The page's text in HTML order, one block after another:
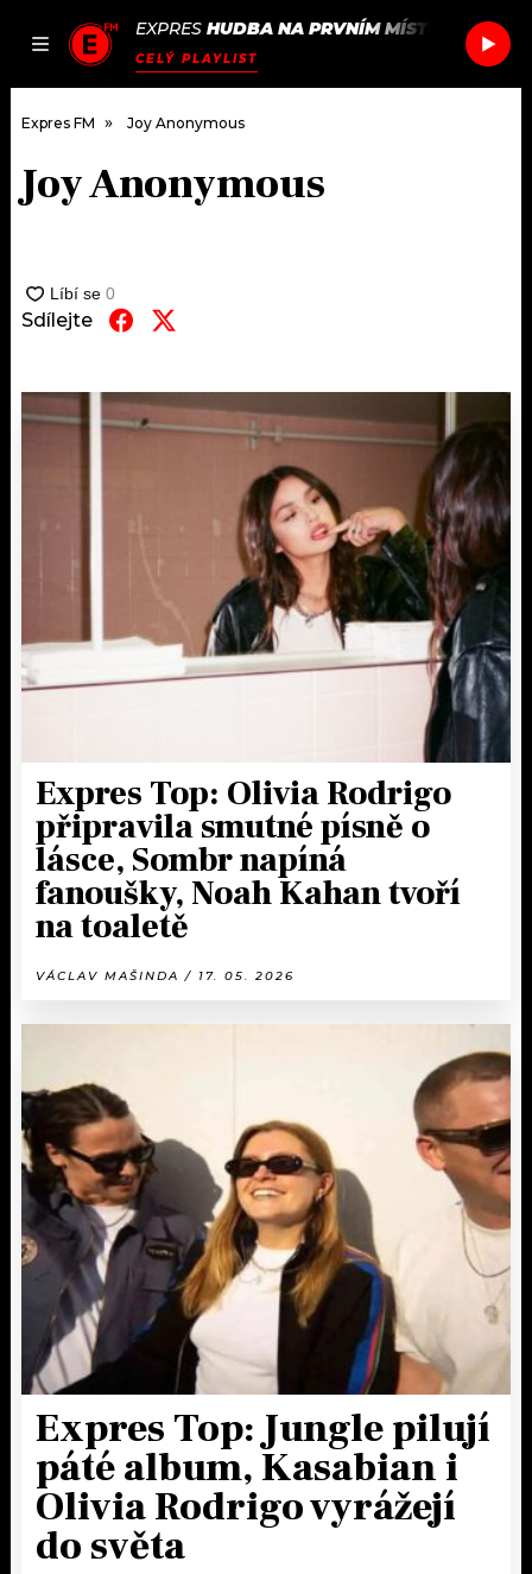
JAK
SEZNAM.CZ
EXPRES HUDBA NA PRVNÍM MÍSTĚ
CELÝ PLAYLIST
DOMŮ
AKTUÁLNĚ
ROZHOVORY
VIP
MIX
OSTATNÍ
PODCASTY
Expres FM Joy Anonymous
Joy Anonymous
Sdílejte
Expres Top: Olivia Rodrigo
připravila smutné písně o
lásce, Sombr napíná
fanoušky, Noah Kahan tvoří
na toaletě
VÁCLAV MAŠINDA / 17. 05. 2026
Expres Top: Jungle pilují
páté album, Kasabian i
Olivia Rodrigo vyrážejí
do světa